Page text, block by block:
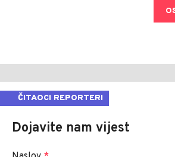
ČITAOCI REPORTERI
Dojavite nam vijest